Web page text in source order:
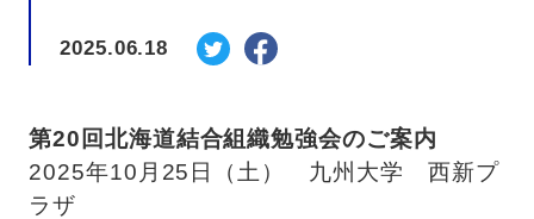
2025.06.18
第20回北海道結合組織勉強会のご案内
2025年10月25日（土） 九州大学 西新プ
ラザ